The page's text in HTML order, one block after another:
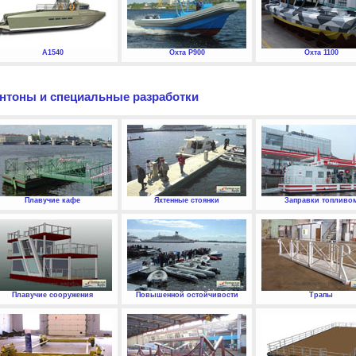
А1540 Охта P900 Охта 1100
и специальные разработки
Плавучие кафе Яхтенные стоянки Заправки
Плавучие сооружения Повышенной остойчивости Трапы